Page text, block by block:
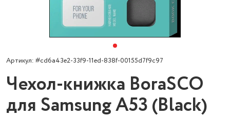
Артикул: #cd6a43e2-33f9-11ed-838f-00155d7f9c97
Чехол-книжка BoraSCO
для Samsung A53 (Black)